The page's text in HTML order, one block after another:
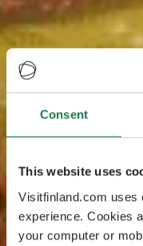
Consent
This website uses
Visitfinland.com uses
experience. Cookies
your computer or